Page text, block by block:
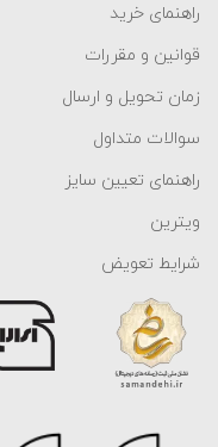
راهنمای خرید
قوانین و مقررات
زمان تحویل و ارسال
سوالات متداول
راهنمای تعیین سایز
ویترین
شرایط تعویض